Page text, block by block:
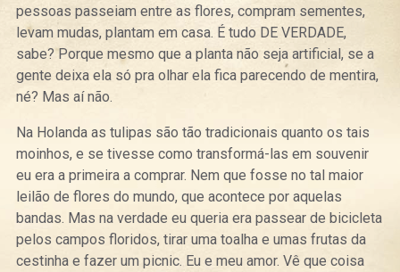
pessoas passeiam entre as flores, compram sementes,
levam mudas, plantam em casa. É tudo DE VERDADE,
sabe? Porque mesmo que a planta não seja artificial, se a
gente deixa ela só pra olhar ela fica parecendo de mentira,
né? Mas aí não.
Na Holanda as tulipas são tão tradicionais quanto os tais
moinhos, e se tivesse como transformá-las em souvenir
eu era a primeira a comprar. Nem que fosse no tal maior
leilão de flores do mundo, que acontece por aquelas
bandas. Mas na verdade eu queria era passear de bicicleta
pelos campos floridos, tirar uma toalha e umas frutas da
cestinha e fazer um picnic. Eu e meu amor. Vê que coisa